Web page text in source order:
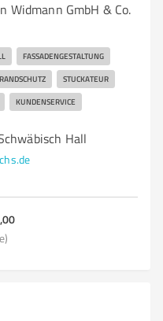
Widmann GmbH & Co.
FASSADENGESTALTUNG
STUCKATEUR
KUNDENSERVICE
Hall